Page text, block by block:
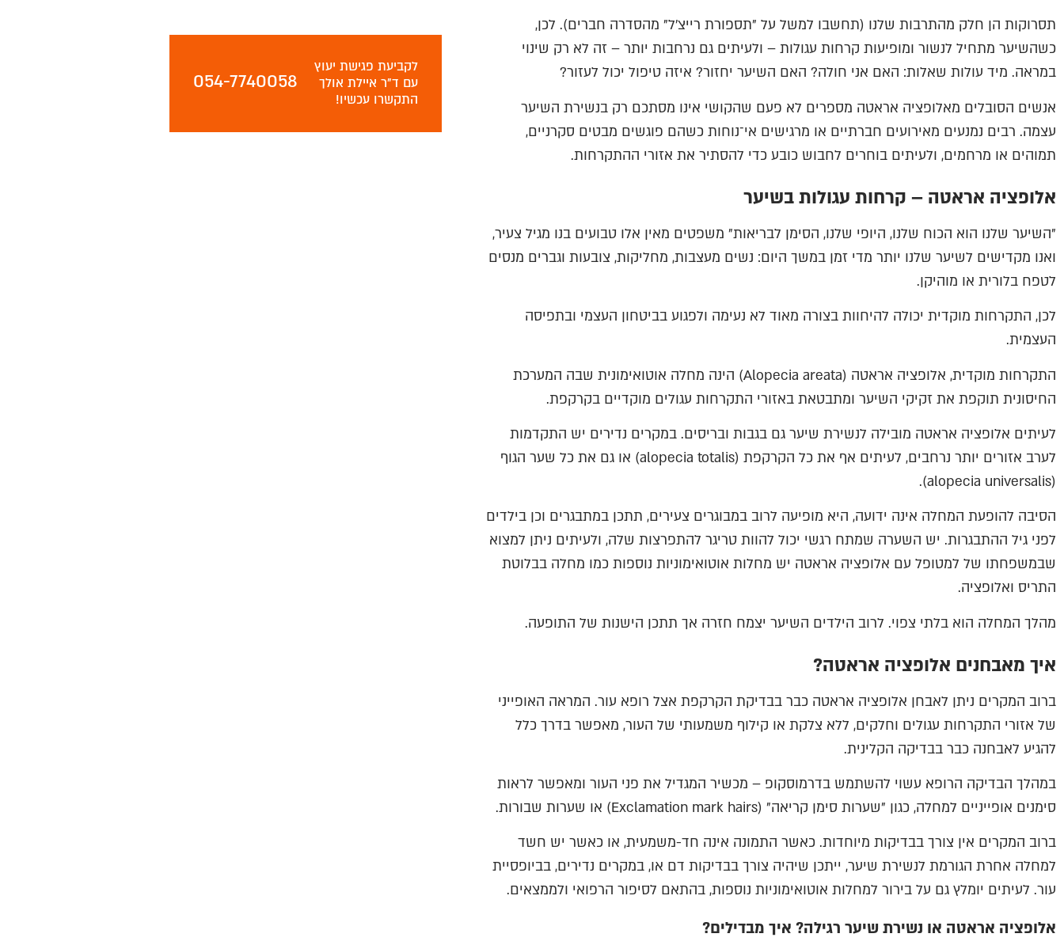
תסרוקות הן חלק מהתרבות שלנו (תחשבו למשל על "תספורת רייצ'ל" מהסדרה חברים). לכן,
כשהשיער מתחיל לנשור ומופיעות קרחות עגולות – ולעיתים גם נרחבות יותר – זה לא רק שינוי
במראה. מיד עולות שאלות: האם אני חולה? האם השיער יחזור? איזה טיפול יכול לעזור?
אנשים הסובלים מאלופציה אראטה מספרים לא פעם שהקושי אינו מסתכם רק בנשירת השיער
עצמה. רבים נמנעים מאירועים חברתיים או מרגישים אי־נוחות כשהם פוגשים מבטים סקרניים,
תמוהים או מרחמים, ולעיתים בוחרים לחבוש כובע כדי להסתיר את אזורי ההתקרחות.
אלופציה אראטה – קרחות עגולות בשיער
"השיער שלנו הוא הכוח שלנו, היופי שלנו, הסימן לבריאות" משפטים מאין אלו טבועים בנו מגיל צעיר,
ואנו מקדישים לשיער שלנו יותר מדי זמן במשך היום: נשים מעצבות, מחליקות, צובעות וגברים מנסים
לטפח בלורית או מוהיקן.
לכן, התקרחות מוקדית יכולה להיחוות בצורה מאוד לא נעימה ולפגוע בביטחון העצמי ובתפיסה
העצמית.
התקרחות מוקדית, אלופציה אראטה (Alopecia areata) הינה מחלה אוטואימונית שבה המערכת
החיסונית תוקפת את זקיקי השיער ומתבטאת באזורי התקרחות עגולים מוקדיים בקרקפת.
לעיתים אלופציה אראטה מובילה לנשירת שיער גם בגבות ובריסים. במקרים נדירים יש התקדמות
לערב אזורים יותר נרחבים, לעיתים אף את כל הקרקפת (alopecia totalis) או גם את כל שער הגוף
(alopecia universalis).
הסיבה להופעת המחלה אינה ידועה, היא מופיעה לרוב במבוגרים צעירים, תתכן במתבגרים וכן בילדים
לפני גיל ההתבגרות. יש השערה שמתח רגשי יכול להוות טריגר להתפרצות שלה, ולעיתים ניתן למצוא
שבמשפחתו של למטופל עם אלופציה אראטה יש מחלות אוטואימוניות נוספות כמו מחלה בבלוטת
התריס ואלופציה.
מהלך המחלה הוא בלתי צפוי. לרוב הילדים השיער יצמח חזרה אך תתכן הישנות של התופעה.
איך מאבחנים אלופציה אראטה?
ברוב המקרים ניתן לאבחן אלופציה אראטה כבר בבדיקת הקרקפת אצל רופא עור. המראה האופייני
של אזורי התקרחות עגולים וחלקים, ללא צלקת או קילוף משמעותי של העור, מאפשר בדרך כלל
להגיע לאבחנה כבר בבדיקה הקלינית.
במהלך הבדיקה הרופא עשוי להשתמש בדרמוסקופ – מכשיר המגדיל את פני העור ומאפשר לראות
סימנים אופייניים למחלה, כגון "שערות סימן קריאה" (Exclamation mark hairs) או שערות שבורות.
ברוב המקרים אין צורך בבדיקות מיוחדות. כאשר התמונה אינה חד-משמעית, או כאשר יש חשד
למחלה אחרת הגורמת לנשירת שיער, ייתכן שיהיה צורך בבדיקות דם או, במקרים נדירים, בביופסיית
עור. לעיתים יומלץ גם על בירור למחלות אוטואימוניות נוספות, בהתאם לסיפור הרפואי ולממצאים.
אלופציה אראטה או נשירת שיער רגילה? איך מבדילים?
לקביעת פגישת יעוץ
עם ד"ר איילת אולך
התקשרו עכשיו!
054-7740058